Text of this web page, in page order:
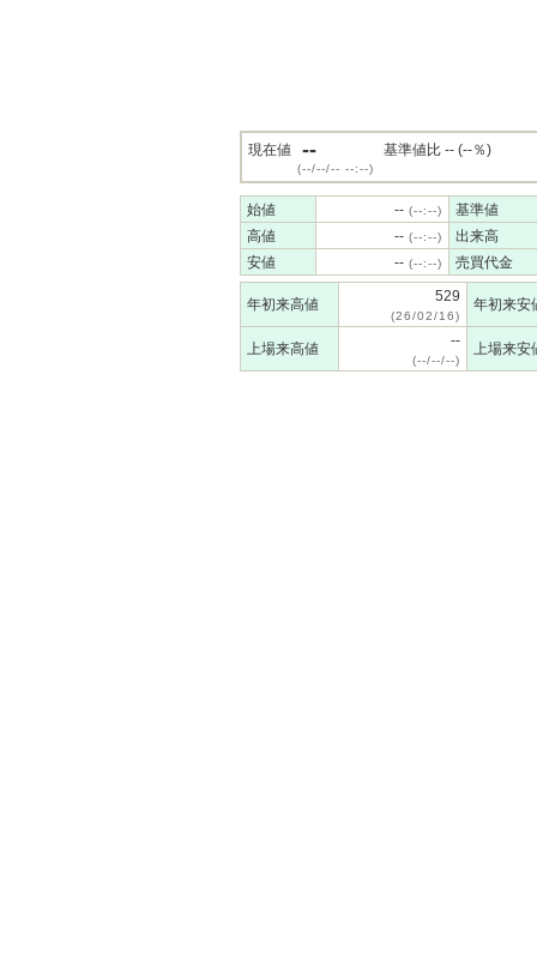
現在値 --
(--/--/-- --:--)
基準値比 -- (--％)
始値 -- (--:--)
基準値
高値
-- (--:--)
出来高
安値
-- (--:--) 売買代金
年初来高値 529
(26/02/16)
年初来安
上場来高値 --
(--/--/--)
上場来安